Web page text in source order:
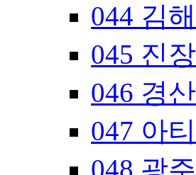
044 김
045 진
046 경
047 아